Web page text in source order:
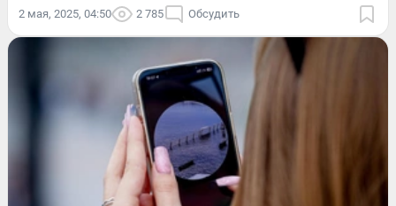
2 мая, 2025, 04:50 2 785 Обсудить